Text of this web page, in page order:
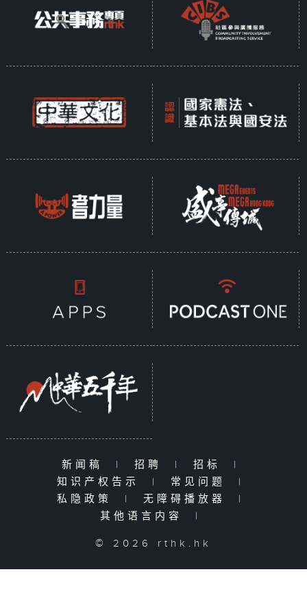
新闻稿 | 招聘 | 招标
|
知识产权告示
| 常见问题
|
私隐政策
| 无障碍播放器
|
其他语言内容
|
© 2026 rthk.hk